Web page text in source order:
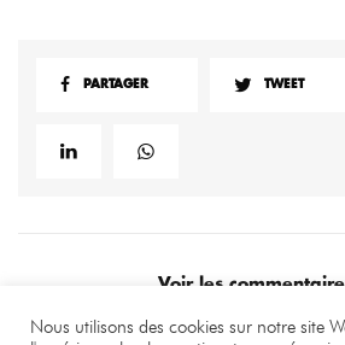
PARTAGER TWEET
Voir les
Nous utilisons des cookies sur notre site